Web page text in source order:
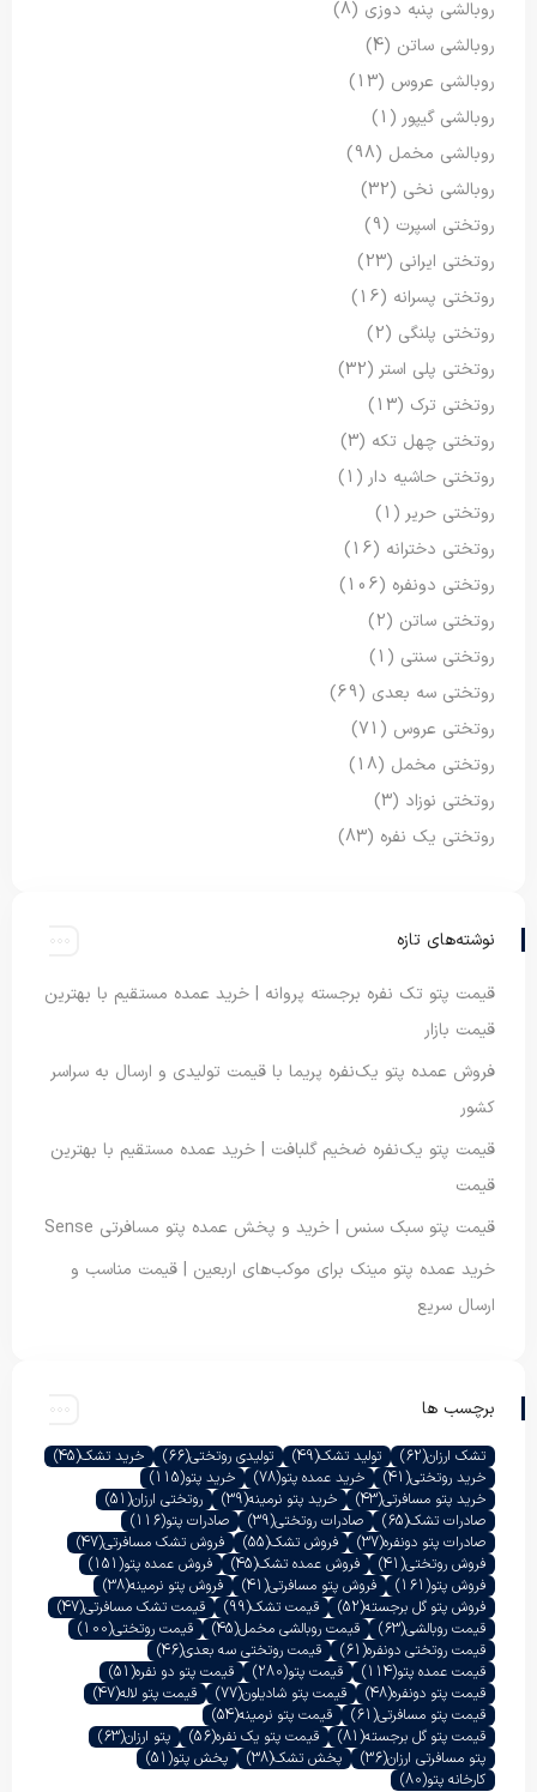
روبالشی پنبه دوزی (8)
روبالشی ساتن (4)
روبالشی عروس (13)
روبالشی گیپور (1)
روبالشی مخمل (98)
روبالشی نخی (32)
روتختی اسپرت (9)
روتختی ایرانی (23)
روتختی پسرانه (16)
روتختی پلنگی (2)
روتختی پلی استر (32)
روتختی ترک (13)
روتختی چهل تکه (3)
روتختی حاشیه دار (1)
روتختی حریر (1)
روتختی دخترانه (16)
روتختی دونفره (106)
روتختی ساتن (2)
روتختی سنتی (1)
روتختی سه بعدی (69)
روتختی عروس (71)
روتختی مخمل (18)
روتختی نوزاد (3)
روتختی یک نفره (83)
نوشته‌های تازه
قیمت پتو تک نفره برجسته پروانه | خرید عمده مستقیم با بهترین
قیمت بازار
فروش عمده پتو یک‌نفره پریما با قیمت تولیدی و ارسال به سراسر
کشور
قیمت پتو یک‌نفره ضخیم گلبافت | خرید عمده مستقیم با بهترین
قیمت
قیمت پتو سبک سنس | خرید و پخش عمده پتو مسافرتی Sense
خرید عمده پتو مینک برای موکب‌های اربعین | قیمت مناسب و
ارسال سریع
برچسب ها
تشک ارزان(62) تولید تشک(49) تولیدی روتختی(66) خرید تشک(45)
خرید روتختی(41) خرید عمده پتو(78) خرید پتو(115)
خرید پتو مسافرتی(43) خرید پتو نرمینه(39) روتختی ارزان(51)
صادرات تشک(65) صادرات روتختی(39) صادرات پتو(116)
صادرات پتو دونفره(37) فروش تشک(55) فروش تشک مسافرتی(47)
فروش روتختی(41) فروش عمده تشک(45) فروش عمده پتو(151)
فروش پتو(161) فروش پتو مسافرتی(41) فروش پتو نرمینه(38)
فروش پتو گل برجسته(52) قیمت تشک(99) قیمت تشک مسافرتی(47)
قیمت روبالشی(63) قیمت روبالشی مخمل(45) قیمت روتختی(100)
قیمت روتختی دونفره(61) قیمت روتختی سه بعدی(46)
قیمت عمده پتو(114) قیمت پتو(280) قیمت پتو دو نفره(51)
قیمت پتو دونفره(48) قیمت پتو شادیلون(77) قیمت پتو لاله(47)
قیمت پتو مسافرتی(61) قیمت پتو نرمینه(54)
قیمت پتو گل برجسته(81) قیمت پتو یک نفره(56) پتو ارزان(63)
پتو مسافرتی ارزان(36) پخش تشک(38) پخش پتو(51)
کارخانه پتو(80)